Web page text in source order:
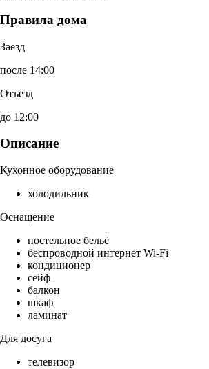
Правила дома
Заезд
после 14:00
Отъезд
до 12:00
Описание
Кухонное оборудование
холодильник
Оснащение
постельное бельё
беспроводной интернет Wi-Fi
кондиционер
сейф
балкон
шкаф
ламинат
Для досуга
телевизор